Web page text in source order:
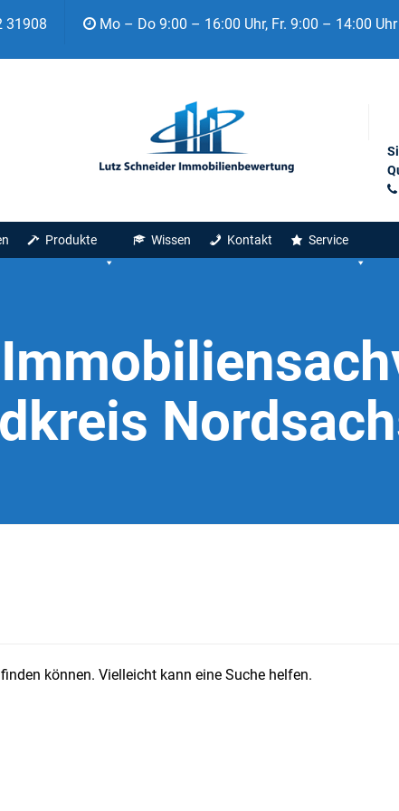
31908 Mo – Do 9:00 – 16:00 Uhr, Fr. 9:00 – 14:00 Uhr
Produkte Wissen Kontakt Service
können. Vielleicht kann eine Suche helfen.